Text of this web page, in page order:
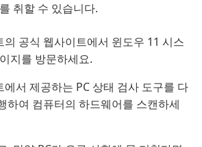
취할 수 있습니다.
의 공식 웹사이트에서 윈도우 11 시스
지를 방문하세요.
에서 제공하는 PC 상태 검사 도구를 다
하여 컴퓨터의 하드웨어를 스캔하세